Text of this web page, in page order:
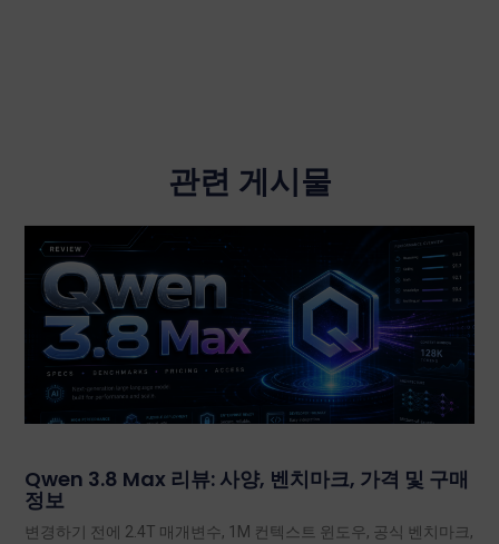
관련 게시물
Qwen 3.8 Max 리뷰: 사양, 벤치마크, 가격 및 구매
정보
변경하기 전에 2.4T 매개변수, 1M 컨텍스트 윈도우, 공식 벤치마크,